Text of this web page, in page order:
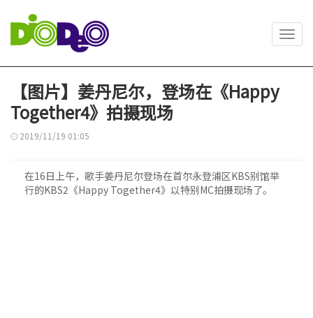
【图片】姜丹尼尔，登场在《Happy
Together4》拍摄现场
2019/11/19 01:05
在16日上午，歌手姜丹尼尔登场在首尔永登浦区KBS别馆举
行的KBS2《Happy Together4》以特别MC拍摄现场了。